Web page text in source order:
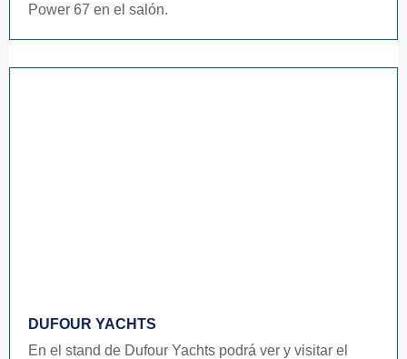
Power 67 en el salón.
DUFOUR YACHTS
En el stand de Dufour Yachts podrá ver y visitar el